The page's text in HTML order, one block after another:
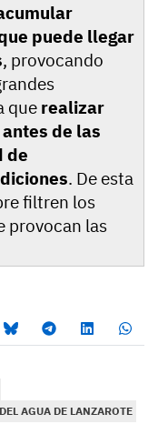
puede llegar
, provocando
que realizar
de las
de
. De esta
filtren los
provocan las
AGUA DE LANZAROTE